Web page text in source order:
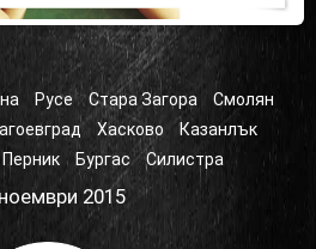
Русе Стара Загора
Смолян
Хасково
Казанлък
Перник Бургас Силистра
2015